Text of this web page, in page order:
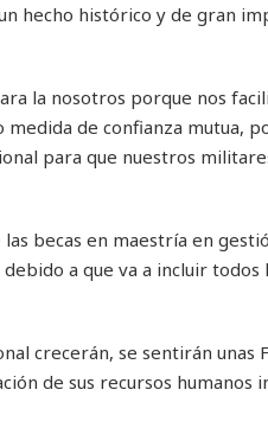
hecho histórico y de gran
la nosotros porque nos
de confianza mutua,
para que nuestros
becas en maestría en
a que va a incluir
crecerán, se sentirán unas
de sus recursos humanos